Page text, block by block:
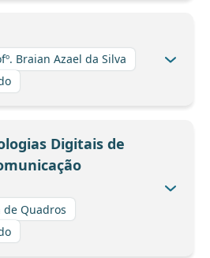
Braian Azael da Silva
Digitais de
de Quadros